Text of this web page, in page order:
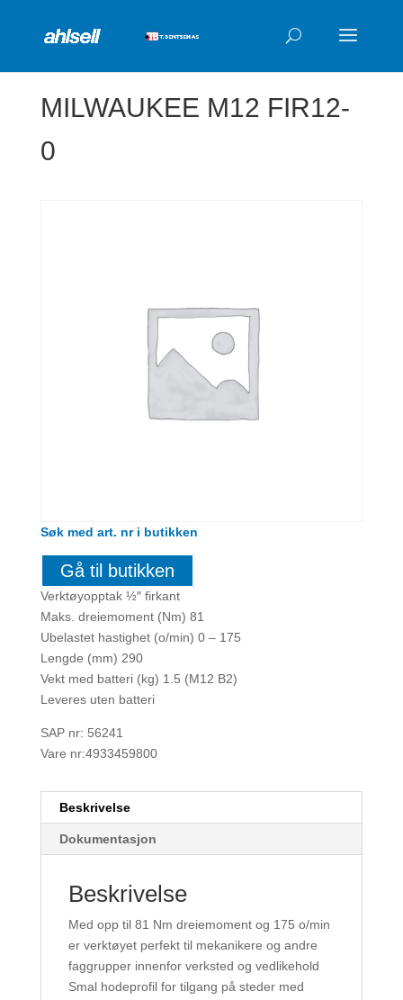
MILWAUKEE M12 FIR12-
0
Søk med art. nr i butikken
Gå til butikken
Verktøyopptak ½″ firkant
Maks. dreiemoment (Nm) 81
Ubelastet hastighet (o/min) 0 – 175
Lengde (mm) 290
Vekt med batteri (kg) 1.5 (M12 B2)
Leveres uten batteri
SAP nr: 56241
Vare nr:4933459800
Beskrivelse
Dokumentasjon
Beskrivelse
Med opp til 81 Nm dreiemoment og 175 o/min
er verktøyet perfekt til mekanikere og andre
faggrupper innenfor verksted og vedlikehold
Smal hodeprofil for tilgang på steder med